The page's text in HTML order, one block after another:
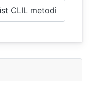
CLIL metodi